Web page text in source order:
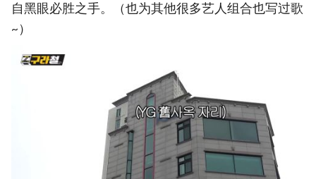
自黑眼必胜之手。（也为其他很多艺人组合也写过歌
~）